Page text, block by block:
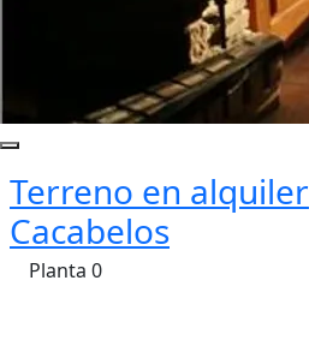
Terreno en alquiler
Cacabelos
Planta 0